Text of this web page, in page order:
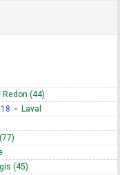
(44)
Laval
(45)